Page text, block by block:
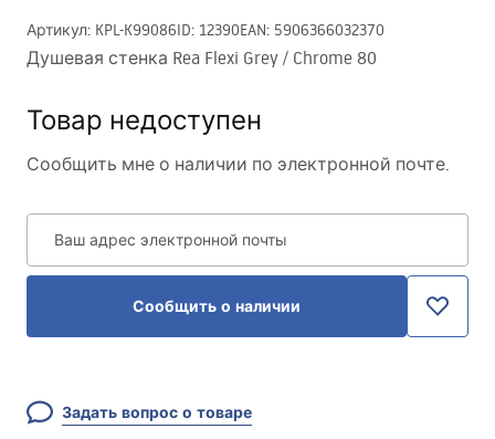
Артикул: KPL-K99086ID: 12390EAN: 5906366032370
Душевая стенка Rea Flexi Grey / Chrome 80
Товар недоступен
Сообщить мне о наличии по электронной почте.
Ваш адрес электронной почты
Сообщить о наличии
Задать вопрос о товаре